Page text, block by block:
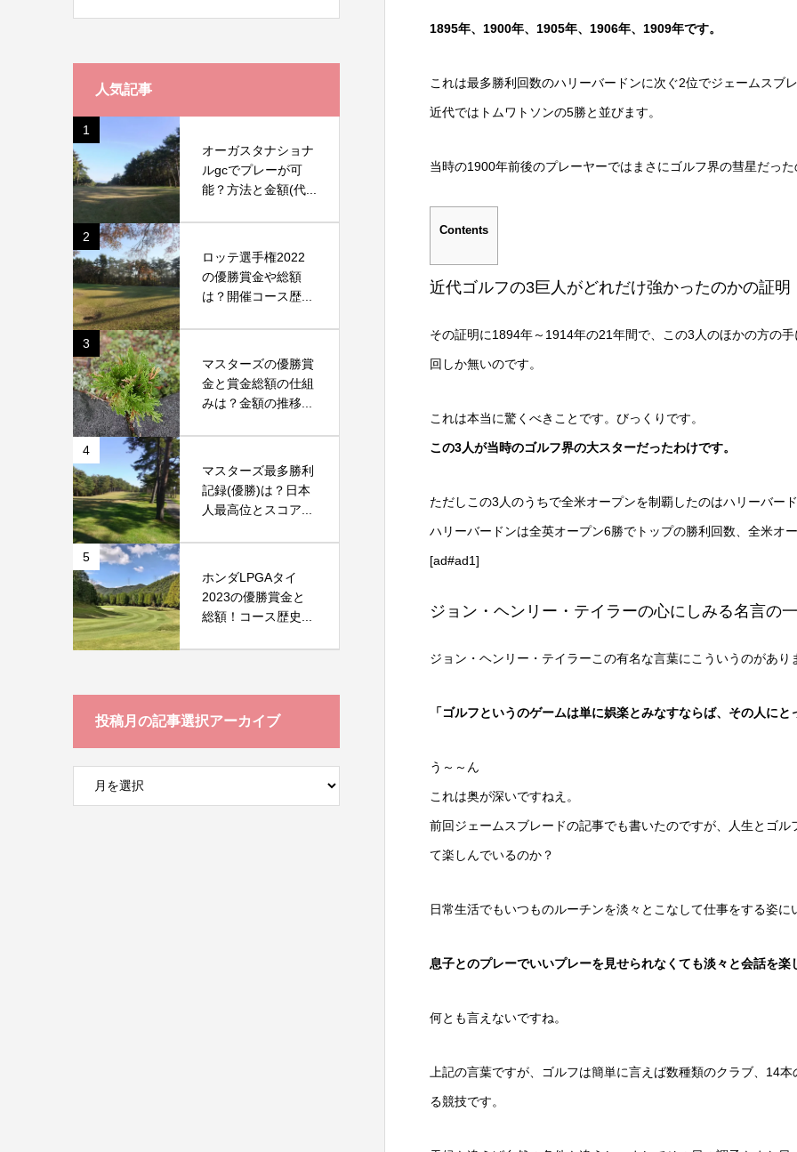
1895年、1900年、1905年、1906年、1909年です。
これは最多勝利回数のハリーバードンに次ぐ2位でジェームスブ
近代ではトムワトソンの5勝と並びます。
当時の1900年前後のプレーヤーではまさにゴルフ界の彗星だっ
Contents
近代ゴルフの3巨人がどれだけ強かったのかの証明
その証明に1894年～1914年の21年間で、この3人のほかの方の
回しか無いのです。
これは本当に驚くべきことです。びっくりです。
この3人が当時のゴルフ界の大スターだったわけです。
ただしこの3人のうちで全米オープンを制覇したのはハリーバー
ハリーバードンは全英オープン6勝でトップの勝利回数、全米オ
[ad#ad1]
ジョン・ヘンリー・テイラーの心にしみる名言の
ジョン・ヘンリー・テイラーこの有名な言葉にこういうのがあり
「ゴルフというのゲームは単に娯楽とみなすならば、その人に
う～～ん
これは奥が深いですねえ。
前回ジェームスブレードの記事でも書いたのですが、人生とゴ
て楽しんでいるのか？
日常生活でもいつものルーチンを淡々とこなして仕事をする姿に
息子とのプレーでいいプレーを見せられなくても淡々と会話を楽
何とも言えないですね。
上記の言葉ですが、ゴルフは簡単に言えば数種類のクラブ、14
る競技です。
人気記事
1
オーガスタナショナ
ルgcでプレーが可
能？方法と金額(代...
2
ロッテ選手権2022
の優勝賞金や総額
は？開催コース歴...
3
マスターズの優勝賞
金と賞金総額の仕組
みは？金額の推移...
4
マスターズ最多勝利
記録(優勝)は？日本
人最高位とスコア...
5
ホンダLPGAタイ
2023の優勝賞金と
総額！コース歴史...
投稿月の記事選択アーカイブ